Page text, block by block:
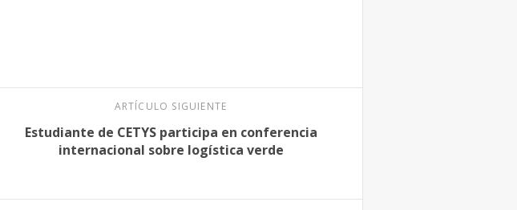
ARTÍCULO SIGUIENTE
Estudiante de CETYS participa en conferencia
internacional sobre logística verde